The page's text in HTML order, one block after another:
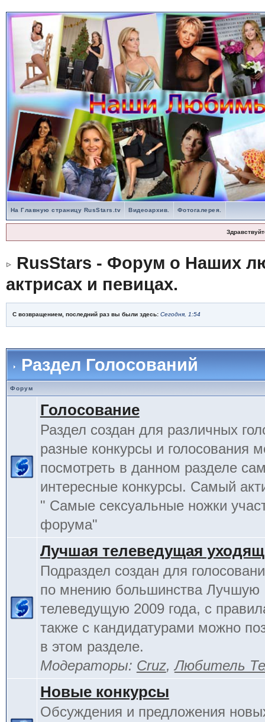
На Главную страницу RusStars.tv Видеоархив. Фотогалерея.
RusStars - Форум о Наших
актрисах и певицах.
С возвращением, последний раз вы были здесь: Сегодня, 1:54
Раздел Голосований
Форум
Голосование
Раздел создан для различных
разные конкурсы и голосования
посмотреть в данном разделе
интересные конкурсы. Самый
" Самые сексуальные ножки
форума"
Лучшая телеведущая
Подраздел создан для
по мнению большинства Лучшую
телеведущую 2009 года, с
также с кандидатурами можно
в этом разделе.
Модераторы: Cruz,Любитель
Новые конкурсы
Обсуждения и предложения